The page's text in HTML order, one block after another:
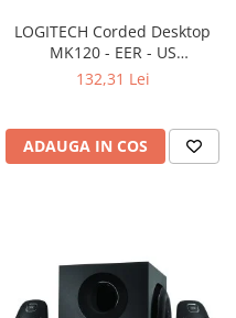
LOGITECH Corded Desktop
MK120 - EER - US
International layout
132,31 Lei
ADAUGA IN COS